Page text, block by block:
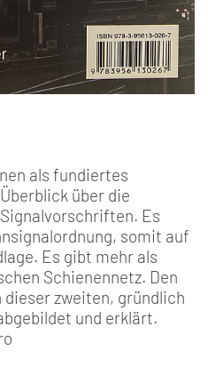
als fundiertes
über die
Es
somit auf
Es gibt mehr als
Schienennetz. Den
zweiten, gründlich
und erklärt.